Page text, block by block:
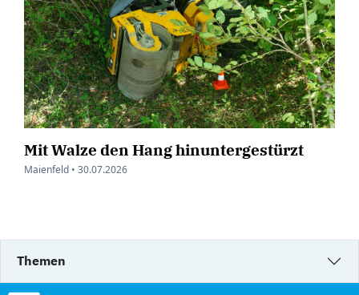
Mit Walze den Hang hinuntergestürzt
Maienfeld • 30.07.2026
Themen